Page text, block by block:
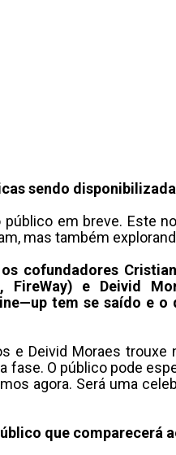
sendo
em breve. Este
mas também
cofundadores
e Deivid
tem se saído e
e Deivid Moraes
O público pode
agora. Será uma
que comparecerá